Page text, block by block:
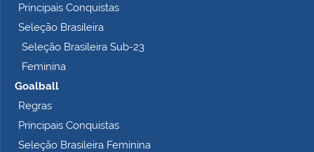
Principais Conquistas
Seleção Brasileira
Seleção Brasileira Sub-23
Feminina
Goalball
Regras
Principais Conquistas
Seleção Brasileira Feminina